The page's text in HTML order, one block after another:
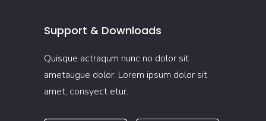
Support & Downloads
Quisque actraqum nunc no dolor sit
ametaugue dolor. Lorem ipsum dolor sit
amet, consyect etur.